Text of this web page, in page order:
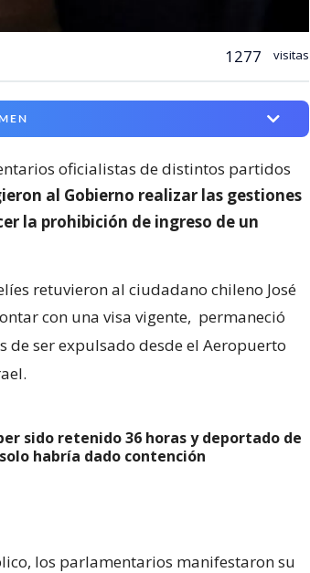
1277 visitas
oficialistas de distintos partidos
al Gobierno realizar las gestiones
la prohibición de ingreso de un
retuvieron al ciudadano chileno José
con una visa vigente, permaneció
de ser expulsado desde el Aeropuerto
sido retenido 36 horas y deportado de
habría dado contención
los parlamentarios manifestaron su